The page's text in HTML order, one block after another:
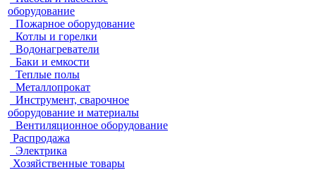
оборудование
Пожарное оборудование
Котлы и горелки
Водонагреватели
Баки и емкости
Теплые полы
Металлопрокат
Инструмент, сварочное
оборудование и материалы
Вентиляционное оборудование
Распродажа
Электрика
Хозяйственные товары